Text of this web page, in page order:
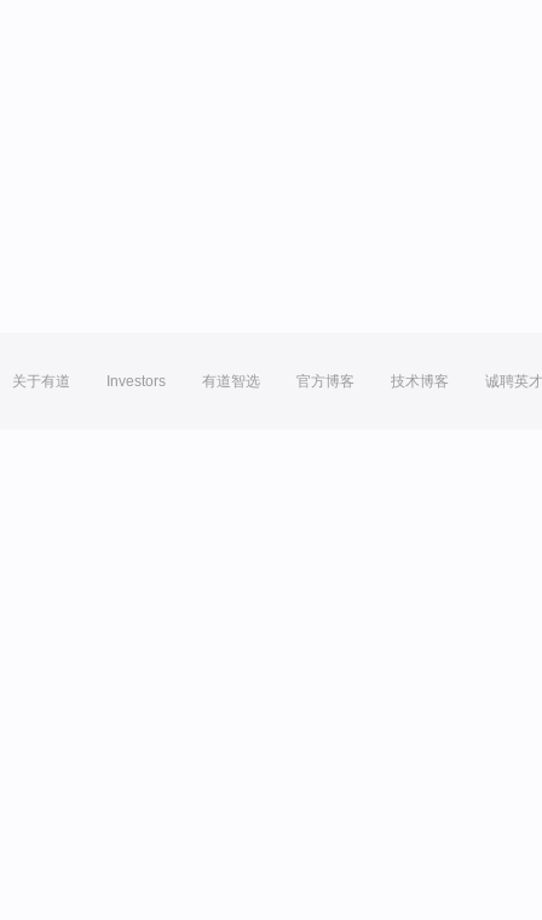
关于有道 Investors 有道智选 官方博客 技术博客 诚聘英才